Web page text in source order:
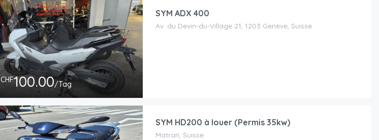
CHF100.00/Tag
SYM ADX 400
Av. du Devin-du-Village 21, 1203 Genève, Suisse
SYM HD200 à louer (Permis 35kw)
Matran, Suisse